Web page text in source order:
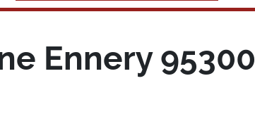
Ennery 95300